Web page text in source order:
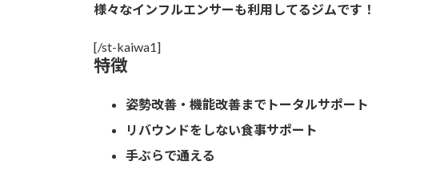
様々なインフルエンサーも利用してるジムです！
[/st-kaiwa1]
特徴
姿勢改善・機能改善までトータルサポート
リバウンドをしない食事サポート
手ぶらで通える